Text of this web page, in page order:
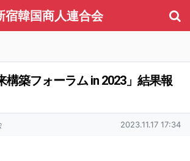
宿韓国商人連合会
構築フォーラム in 2023」結果報
작성일
2023.11.17 17:34